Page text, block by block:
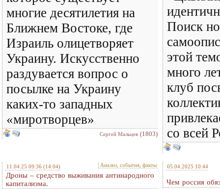
многие десятилетия на
Ближнем Востоке, где
Израиль олицетворяет
Украину. Искусственно
раздувается вопрос о
посылке на Украину
каких-то западных
«миротворцев»
Сергей Мальцев (1803)
Поиск
этой
много
клуб
со всей
11.04.25 09:36 (14.04) Анализ, события, факты
Дроны – средство выживания антинародного
капитализма.
05.04.2025 10:44
Чем россия